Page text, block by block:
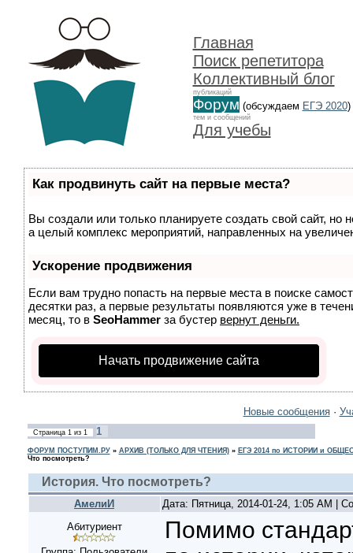
Главная
Поиск репетитора
Коллективный блог
публикаций
Форум (обсуждаем ЕГЭ 2020)
тем и сообщений
Для учебы
Как продвинуть сайт на первые места?
Вы создали или только планируете создать свой сайт, но
а целый комплекс мероприятий, направленных на
Ускорение продвижения
Если вам трудно попасть на первые места в поиске
десятки раз, а первые результаты появляются уже в
месяц, то в SeoHammer за бустер вернут деньги.
Начать продвижение сайта
Новые сообщения·
Страница 1из 1 1
ФОРУМ ПОСТУПИМ.РУ» АРХИВ (ТОЛЬКО ДЛЯ ЧТЕНИЯ)» ЕГЭ 2014 по ИСТОРИИ и
Что посмотреть?
История. Что посмотреть?
АмелиИ
Дата: Пятница, 2014-01-24, 1:05 AM |
Абитуриент
Помимо